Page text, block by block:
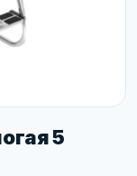
5